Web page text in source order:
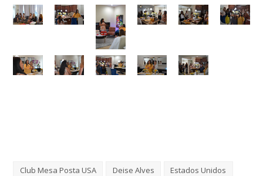
Club Mesa Posta USA Deise Alves
Estados Unidos